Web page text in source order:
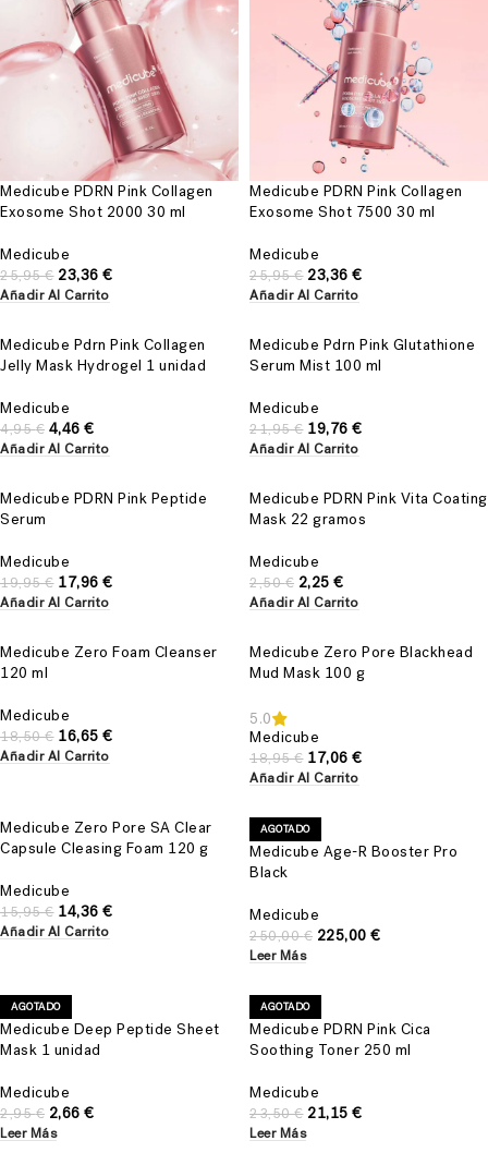
Medicube PDRN Pink Collagen
Exosome Shot 2000 30 ml
Medicube
25,95€ 23,36 €
Añadir Al Carrito
Medicube PDRN Pink Collagen
Exosome Shot 7500 30 ml
Medicube
25,95€ 23,36 €
Añadir Al Carrito
Medicube Pdrn Pink Collagen
Jelly Mask Hydrogel 1 unidad
Medicube
4,95€ 4,46 €
Añadir Al Carrito
Medicube Pdrn Pink Glutathione
Serum Mist 100 ml
Medicube
21,95€ 19,76 €
Añadir Al Carrito
Medicube PDRN Pink Peptide
Serum
Medicube
19,95€ 17,96 €
Añadir Al Carrito
Medicube PDRN Pink Vita Coating
Mask 22 gramos
Medicube
2,50€ 2,25 €
Añadir Al Carrito
Medicube Zero Foam Cleanser
120 ml
Medicube
18,50€ 16,65 €
Añadir Al Carrito
Medicube Zero Pore Blackhead
Mud Mask 100 g
5.0
Medicube
18,95€ 17,06 €
Añadir Al Carrito
Medicube Zero Pore SA Clear
Capsule Cleasing Foam 120 g
Medicube
15,95€ 14,36 €
Añadir Al Carrito
AGOTADO
Medicube Age-R Booster Pro
Black
Medicube
250,00€ 225,00 €
Leer Más
AGOTADO
Medicube Deep Peptide Sheet
Mask 1 unidad
Medicube
2,95€ 2,66 €
Leer Más
AGOTADO
Medicube PDRN Pink Cica
Soothing Toner 250 ml
Medicube
23,50€ 21,15 €
Leer Más